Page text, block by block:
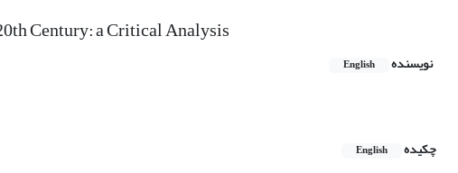
Century: a Critical Analysis
نویسنده English
چکیده
English